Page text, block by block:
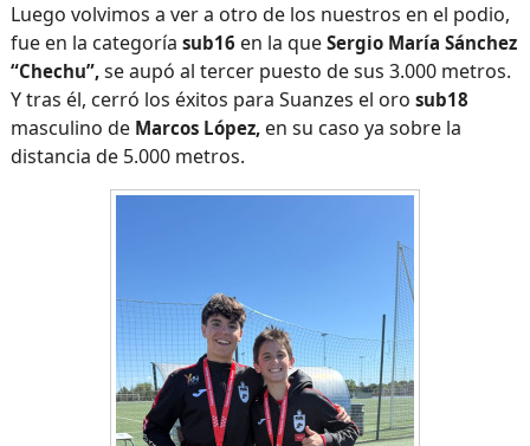
Luego volvimos a ver a otro de los nuestros en el podio,
fue en la categoría sub16 en la que Sergio María Sánchez
“Chechu”,se aupó al tercer puesto de sus 3.000 metros.
Y tras él, cerró los éxitos para Suanzes el oro sub18
masculino de Marcos López,en su caso ya sobre la
distancia de 5.000 metros.